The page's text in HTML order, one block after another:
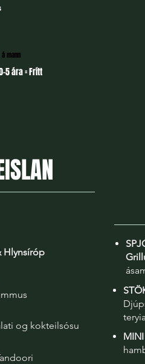
á mann
5 ára = Frítt
Hlynsíróp
og kokteilsósu